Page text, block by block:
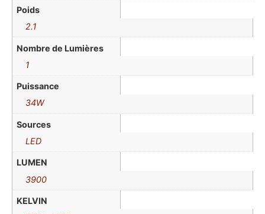
Poids
2.1
Nombre de Lumières
1
Puissance
34W
Sources
LED
LUMEN
3900
KELVIN